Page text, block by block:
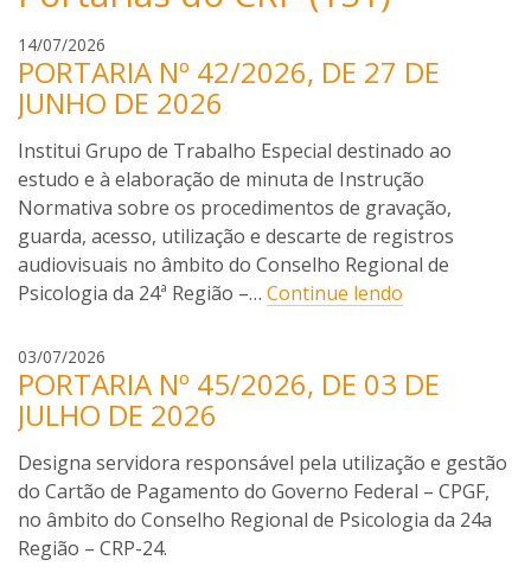
14/07/2026
s
a
e
l
a
i
m
e
e
A
z
e
v
e
PORTARIA Nº 42/2026, DE 27 DE
JUNHO DE 2026
Institui Grupo de Trabalho Especial destinado ao
estudo e à elaboração de minuta de Instrução
Normativa sobre os procedimentos de gravação,
guarda, acesso, utilização e descarte de registros
audiovisuais no âmbito do Conselho Regional de
Psicologia da 24ª Região –… Continue lendo
03/07/2026
s
a
b
e
a
P
i
PORTARIA Nº 45/2026, DE 03 DE
JULHO DE 2026
Designa servidora responsável pela utilização e gestão
do Cartão de Pagamento do Governo Federal – CPGF,
no âmbito do Conselho Regional de Psicologia da 24a
Região – CRP-24.